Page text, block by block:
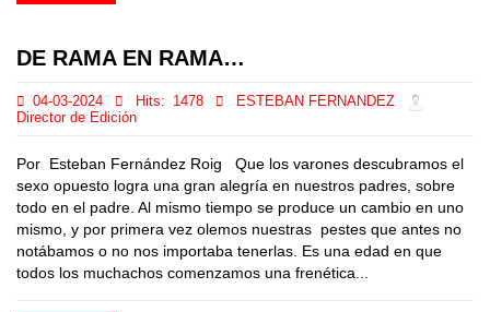
DE RAMA EN RAMA…
04-03-2024 Hits: 1478
ESTEBAN FERNANDEZ
Director de Edición
Por Esteban Fernández Roig Que los varones descubramos el
sexo opuesto logra una gran alegría en nuestros padres, sobre
todo en el padre. Al mismo tiempo se produce un cambio en uno
mismo, y por primera vez olemos nuestras pestes que antes no
notábamos o no nos importaba tenerlas. Es una edad en que
todos los muchachos comenzamos una frenética...